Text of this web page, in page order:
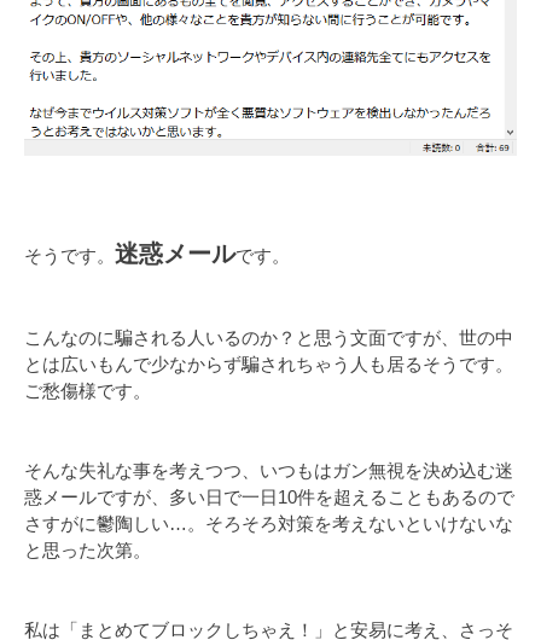
そうです。迷惑メールです。
こんなのに騙される人いるのか？と思う文面ですが、世の中
とは広いもんで少なからず騙されちゃう人も居るそうです。
ご愁傷様です。
そんな失礼な事を考えつつ、いつもはガン無視を決め込む迷
惑メールですが、多い日で一日10件を超えることもあるので
さすがに鬱陶しい…。そろそろ対策を考えないといけないな
と思った次第。
私は「まとめてブロックしちゃえ！」と安易に考え、さっそ